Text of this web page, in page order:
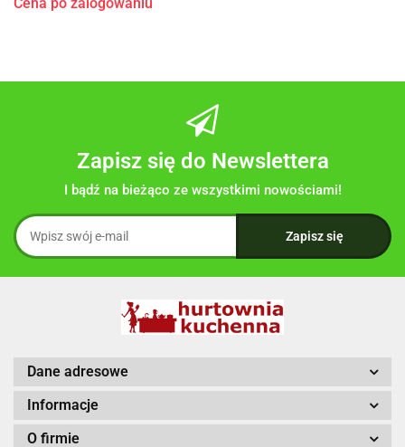
Zapisz się do Newslettera
I bądź na bieżąco ze wszystkimi nowościami!
Dane adresowe
Informacje
O firmie